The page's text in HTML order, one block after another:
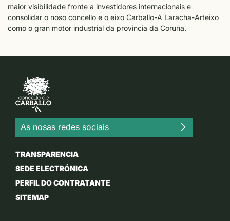
maior visibilidade fronte a investidores internacionais e
consolidar o noso concello e o eixo Carballo-A Laracha-Arteixo
como o gran motor industrial da provincia da Coruña.
As nosas redes sociais
TRANSPARENCIA
SEDE ELECTRÓNICA
PERFIL DO CONTRATANTE
SITEMAP